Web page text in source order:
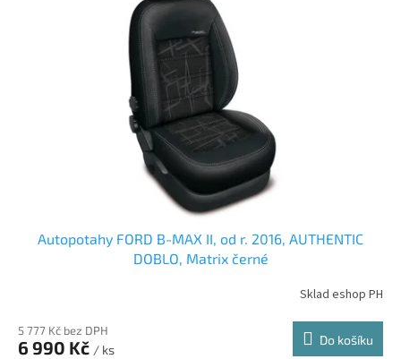
Autopotahy FORD B-MAX II, od r. 2016, AUTHENTIC
DOBLO, Matrix černé
Sklad eshop PH
5 777 Kč bez DPH
6 990 Kč / ks
Do košíku